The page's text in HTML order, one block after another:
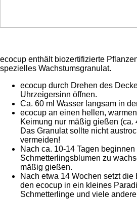
ecocup enthält biozertifizierte
spezielles Wachstumsgranulat.
ecocup durch Drehen des
Uhrzeigersinn öffnen.
Ca. 60 ml Wasser langsam in
ecocup an einen hellen,
Keimung nur mäßig gießen (ca.
Das Granulat sollte nicht
vermeiden!
Nach ca. 10-14 Tagen
Schmetterlingsblumen zu
mäßig gießen.
Nach etwa 14 Wochen setzt
den ecocup in ein kleines
Schmetterlinge und viele